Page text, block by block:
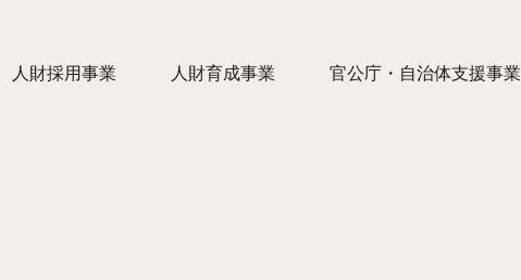
人財採用事業 人財育成事業 官公庁・自治体支援事業